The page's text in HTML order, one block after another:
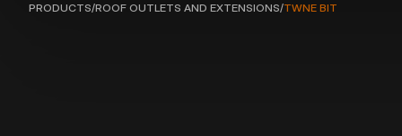
PRODUCTS/ROOF OUTLETS AND EXTENSIONS/TWNE BIT